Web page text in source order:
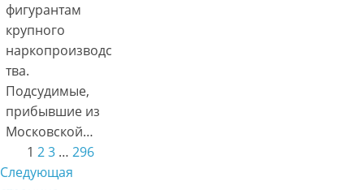
фигурантам
крупного
наркопроизводс
тва.
Подсудимые,
прибывшие из
Московской…
1 23 … 296
Следующая